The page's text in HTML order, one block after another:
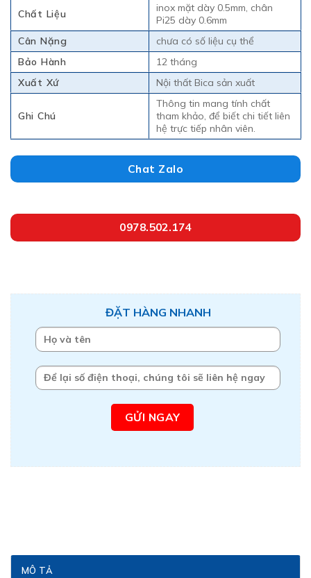
Chất Liệu
inox mặt dày 0.5mm, chân
Pi25 dày 0.6mm
Cân Nặng
chưa có số liệu cụ thể
Bảo Hành
12 tháng
Xuất Xứ
Nội thất Bica sản xuất
Ghi Chú
Thông tin mang tính chất
tham khảo, để biết chi tiết liên
hệ trực tiếp nhân viên.
Chat Zalo
0978.502.174
ĐẶT HÀNG NHANH
MÔ TẢ